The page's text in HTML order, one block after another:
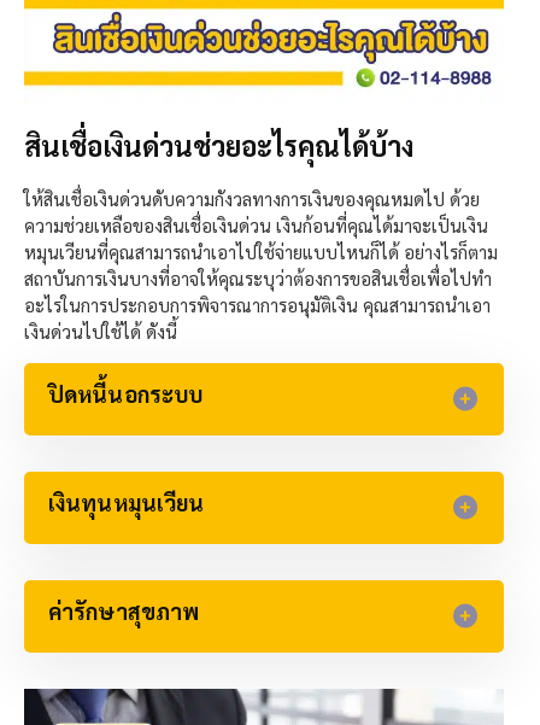
สินเชื่อเงินด่วนช่วยอะไรคุณได้บ้าง
ให้สินเชื่อเงินด่วนดับความกังวลทางการเงินของคุณหมดไป ด้วย
ความช่วยเหลือของสินเชื่อเงินด่วน เงินก้อนที่คุณได้มาจะเป็นเงิน
หมุนเวียนที่คุณสามารถนำเอาไปใช้จ่ายแบบไหนก็ได้ อย่างไรก็ตาม
สถาบันการเงินบางที่อาจให้คุณระบุว่าต้องการขอสินเชื่อเพื่อไปทำ
อะไรในการประกอบการพิจารณาการอนุมัติเงิน คุณสามารถนำเอา
เงินด่วนไปใช้ได้ ดังนี้
ปิดหนี้นอกระบบ
เงินทุนหมุนเวียน​
ค่ารักษาสุขภาพ​